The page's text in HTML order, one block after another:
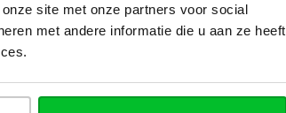
site met onze partners voor social
met andere informatie die u aan ze heeft